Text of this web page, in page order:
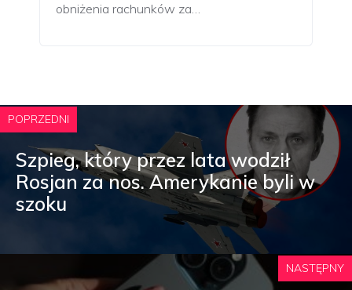
obniżenia rachunków za…
POPRZEDNI
Szpieg, który przez lata wodził
Rosjan za nos. Amerykanie byli w
szoku
NASTĘPNY